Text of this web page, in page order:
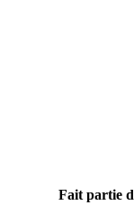
Fait partie